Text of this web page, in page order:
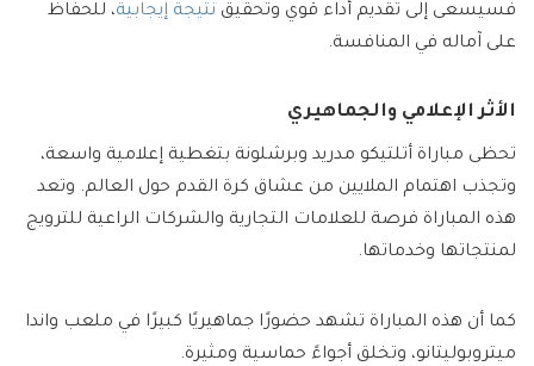
فسيسعى إلى تقديم أداء قوي وتحقيق نتيجة إيجابية، للحفاظ
على آماله في المنافسة.
الأثر الإعلامي والجماهيري
تحظى مباراة أتلتيكو مدريد وبرشلونة بتغطية إعلامية واسعة،
وتجذب اهتمام الملايين من عشاق كرة القدم حول العالم. وتعد
هذه المباراة فرصة للعلامات التجارية والشركات الراعية للترويج
لمنتجاتها وخدماتها.
كما أن هذه المباراة تشهد حضورًا جماهيريًا كبيرًا في ملعب واندا
ميتروبوليتانو، وتخلق أجواءً حماسية ومثيرة.